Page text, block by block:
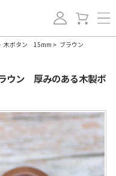
木ボタン 15mm > ブラウン
ウン 厚みのある木製ボ